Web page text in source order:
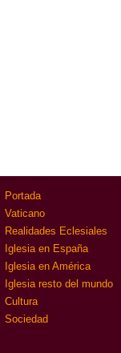
Portada
Vaticano
Realidades Eclesiales
Iglesia en España
Iglesia en América
Iglesia resto del mundo
Cultura
Sociedad